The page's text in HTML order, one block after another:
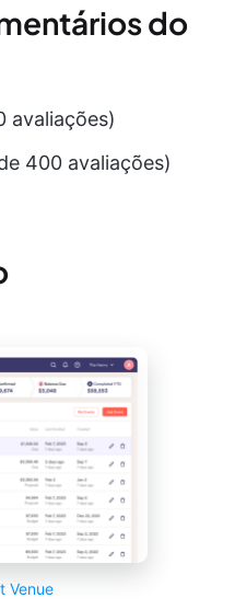
do
avaliações)
400 avaliações)
Venue